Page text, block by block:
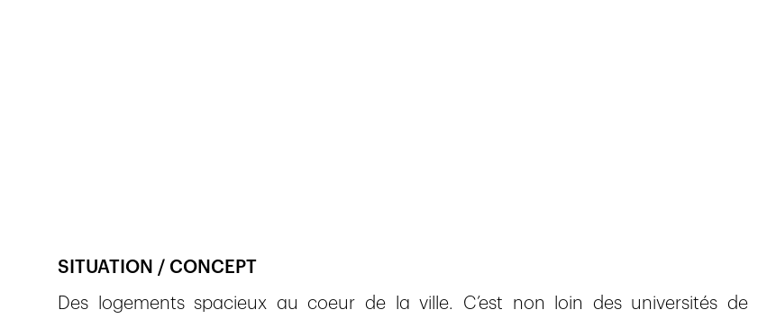
SITUATION / CONCEPT
Des logements spacieux au coeur de la ville. C’est non loin des universités de